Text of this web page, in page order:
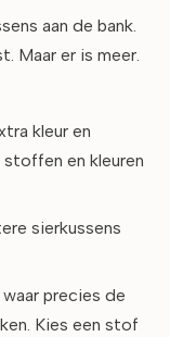
aan de bank.
Maar er is meer.
kleur en
en kleuren
sierkussens
waar precies de
Kies een stof